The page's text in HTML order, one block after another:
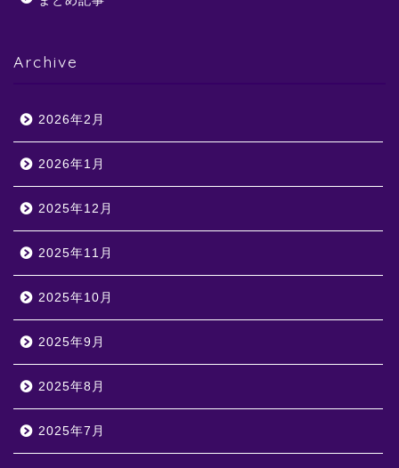
Archive
2026年2月
2026年1月
2025年12月
2025年11月
2025年10月
2025年9月
2025年8月
2025年7月